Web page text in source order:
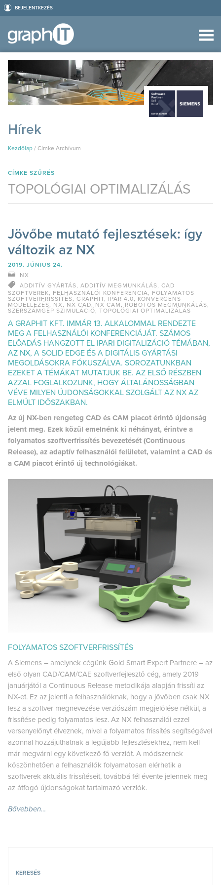
BEJELENTKEZÉS
Hírek
Kezdőlap / Címke Archívum
KERESÉS
CÍMKE SZŰRÉS
TOPOLÓGIAI OPTIMALIZÁLÁS
Jövőbe mutató fejlesztések: így
változik az NX
2019. JÚNIUS 24.
NX
ADDITÍV GYÁRTÁS, ADDITÍV MEGMUNKÁLÁS, CAD
SZOFTVEREK, FELHASZNÁLÓI KONFERENCIA, FOLYAMATOS
SZOFTVERFRISSÍTÉS, GRAPHIT, IPAR 4.0, KONVERGENS
MODELLEZÉS, NX, NX CAD, NX CAM , ROBOTOS MEGMUNKÁLÁS,
SZERSZÁMGÉP SZIMULÁCIÓ, TOPOLÓGIAI OPTIMALIZÁLÁS
A GRAPHIT KFT. IMMÁR 13. ALKALOMMAL RENDEZTE
MEG A FELHASZNÁLÓI KONFERENCIÁJÁT. SZÁMOS
ELŐADÁS HANGZOTT EL IPARI DIGITALIZÁCIÓ TÉMÁBAN,
AZ NX, A SOLID EDGE ÉS A DIGITÁLIS GYÁRTÁSI
MEGOLDÁSOKRA FÓKUSZÁLVA. SOROZATUNKBAN
EZEKET A TÉMÁKAT MUTATJUK BE. AZ ELSŐ RÉSZBEN
AZZAL FOGLALKOZUNK, HOGY ÁLTALÁNOSSÁGBAN
VÉVE MILYEN ÚJDONSÁGOKKAL SZOLGÁLT AZ NX AZ
ELMÚLT IDŐSZAKBAN.
Az új NX-ben rengeteg CAD és CAM piacot érintő újdonság
jelent meg. Ezek közül emelnénk ki néhányat, érintve a
folyamatos szoftverfrissítés bevezetését (Continuous
Release), az adaptív felhasználói felületet, valamint a CAD és
a CAM piacot érintő új technológiákat.
FOLYAMATOS SZOFTVERFRISSÍTÉS
A Siemens – amelynek cégünk Gold Smart Expert Partnere – az
első olyan CAD/CAM/CAE szoftverfejlesztő cég, amely 2019
januárjától a Continuous Release metodikája alapján frissíti az
NX-et. Ez az jelenti a felhasználóknak, hogy a jövőben csak NX
lesz a szoftver megnevezése verziószám megjelölése nélkül, a
frissítése pedig folyamatos lesz. Az NX felhasználói ezzel
versenyelőnyt élveznek, mivel a folyamatos frissítés segítségével
azonnal hozzájuthatnak a legújabb fejlesztésekhez, nem kell
már megvárni egy következő fő verziót. A módszernek
köszönhetően a felhasználók folyamatosan elérhetik a
szoftverek aktuális frissítéseit, továbbá fél évente jelennek meg
az átfogó újdonságokat tartalmazó verziók.
Bővebben…